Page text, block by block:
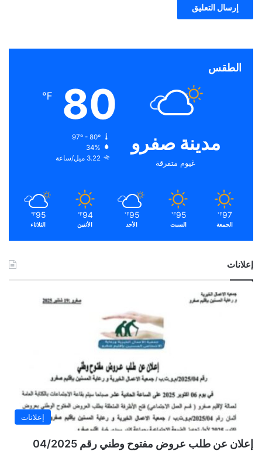
الطقس
مدينة صفرو
غيوم متفرقة
80
℉
97º - 80º
34%
3.22 ميل/ساعة
97
℉
الجمعة
95
℉
السبت
95
℉
الأحد
94
℉
الأثنين
95
℉
الثلاثاء
إعلانات
إعلانات
إعلان عن طلب عروض مفتوح وطني رقم 04/2025